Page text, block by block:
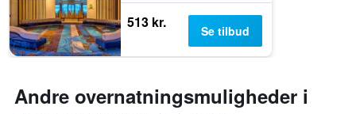
513 kr. Se tilbud
Andre overnatningsmuligheder i